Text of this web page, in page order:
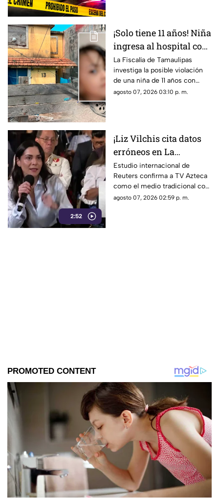
¡Solo tiene 11 años! Niña
ingresa al hospital con
más de 5 meses de
embarazo: autoridades
investigan familiares
La Fiscalía de Tamaulipas
investiga la posible violación
de una niña de 11 años con
cinco meses de embarazo en
agosto 07, 2026 03:10 p. m.
2:52
¡Liz Vilchis cita datos
erróneos en La
Mañanera: Estudio de
Reuters confirma
liderazgo de TV Azteca
en alcance y
Estudio internacional de
Reuters confirma a TV Azteca
como el medio tradicional con
mayor alcance y credibilidad
agosto 07, 2026 02:59 p. m.